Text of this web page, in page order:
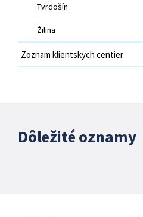
Tvrdošín
Žilina
Zoznam klientskych centier
Dôležité oznamy